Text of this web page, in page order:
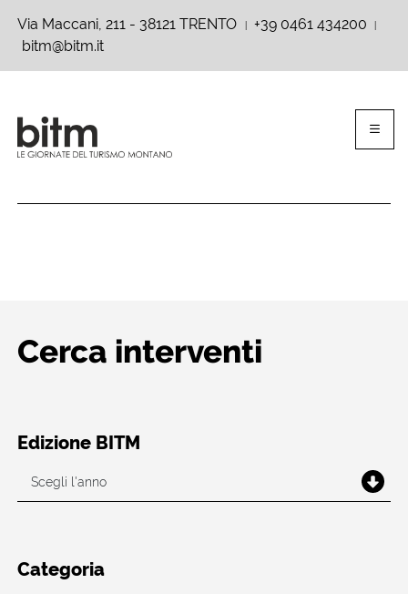
Via Maccani, 211 - 38121 TRENTO +39 0461 434200
bitm@bitm.it
Cerca interventi
Edizione BITM
Categoria